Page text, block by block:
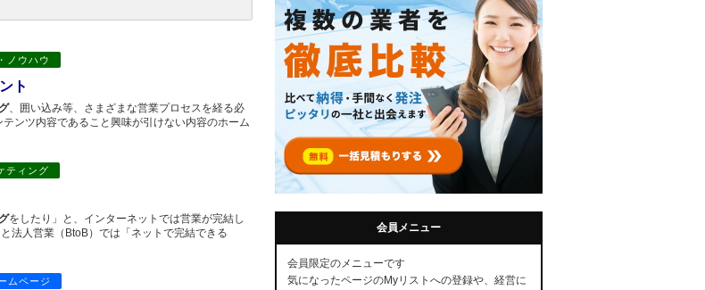
ノウハウ
ト
、囲い込み等、さまざまな営業プロセスを経る必
ンツ内容であること興味が引けない内容のホーム
ティング
をしたり」と、インターネットでは営業が完結し
法人営業（BtoB）では「ネットで完結できる
ムページ
会員メニュー
会員限定のメニューです
気になったページのMyリストへの登録や、経営に